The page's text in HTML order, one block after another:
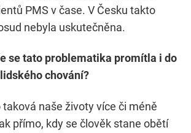
PMS v čase. V Česku takto
nebyla uskutečněna.
se tato problematika promítla i do
chování?
naše životy více či méně
přímo, kdy se člověk stane obětí